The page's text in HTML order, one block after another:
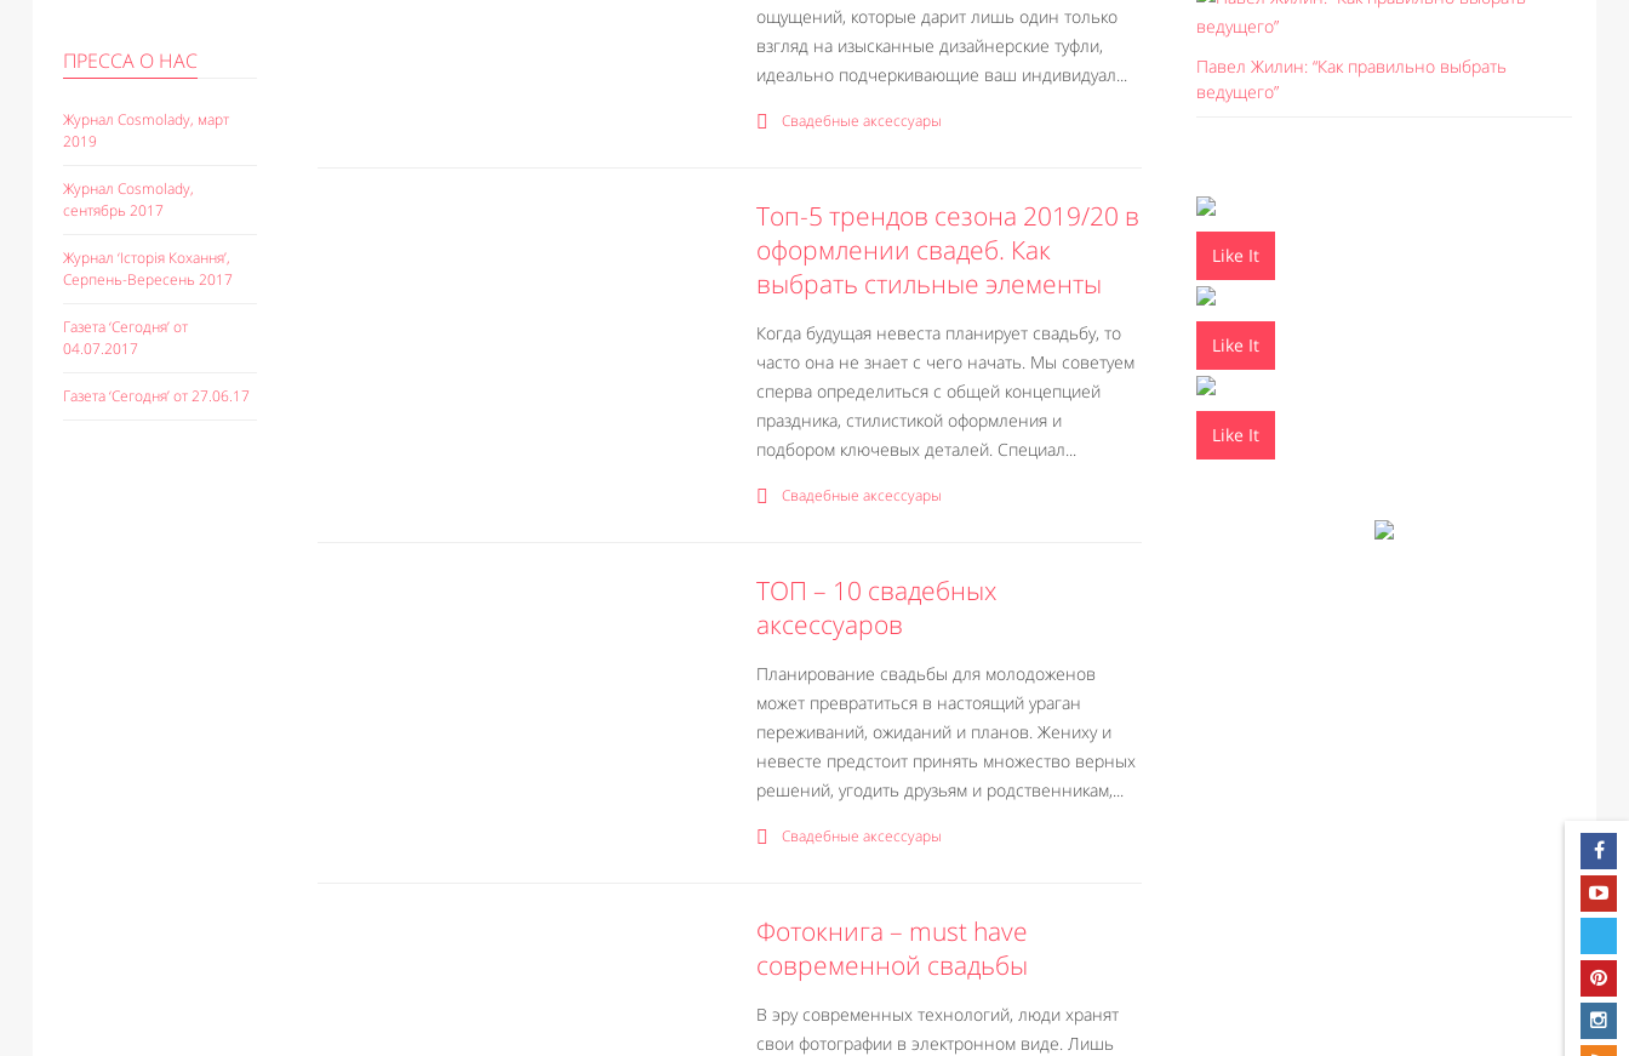
ПРЕССА О НАС
Журнал Cosmolady, март
2019
Журнал Cosmolady,
сентябрь 2017
Журнал ‘Історія Кохання’,
Серпень-Вересень 2017
Газета ‘Сегодня’ от
04.07.2017
Газета ‘Сегодня’ от 27.06.17
ощущений, которые дарит лишь один только
взгляд на изысканные дизайнерские туфли,
идеально подчеркивающие ваш индивидуал...
Свадебные аксессуары
Топ-5 трендов сезона 2019/20 в
оформлении свадеб. Как
выбрать стильные элементы
Когда будущая невеста планирует свадьбу, то
часто она не знает с чего начать. Мы советуем
сперва определиться с общей концепцией
праздника, стилистикой оформления и
подбором ключевых деталей. Специал...
Свадебные аксессуары
ТОП – 10 свадебных
аксессуаров
Планирование свадьбы для молодоженов
может превратиться в настоящий ураган
переживаний, ожиданий и планов. Жениху и
невесте предстоит принять множество верных
решений, угодить друзьям и родственникам,...
Свадебные аксессуары
Фотокнига – must have
современной свадьбы
В эру современных технологий, люди хранят
свои фотографии в электронном виде. Лишь
Павел Жилин: “Как правильно выбрать
ведущего”
Like It
Like It
Like It